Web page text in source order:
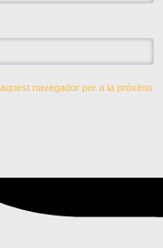
navegador per a la pròxima